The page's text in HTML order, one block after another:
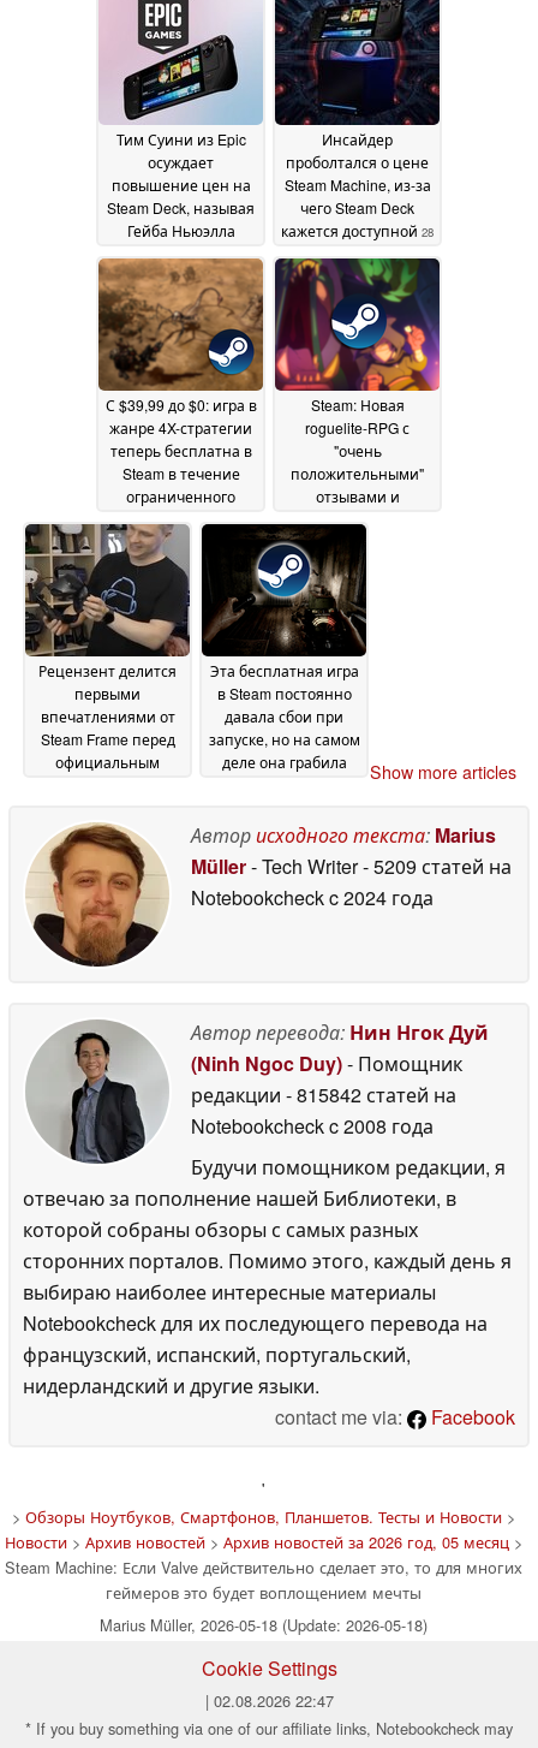
Тим Суини из Epic
осуждает
повышение цен на
Steam Deck, называя
Гейба Ньюэлла
29 May 2026
Инсайдер
проболтался о цене
Steam Machine, из-за
чего Steam Deck
кажется доступной 28
May 2026
С $39,99 до $0: игра в
жанре 4X-стратегии
теперь бесплатна в
Steam в течение
ограниченного
22 May 2026
Steam: Новая
roguelite-RPG с
"очень
положительными"
отзывами и
May 2026
Рецензент делится
первыми
впечатлениями от
Steam Frame перед
официальным
Эта бесплатная игра
в Steam постоянно
давала сбои при
запуске, но на самом
деле она грабила
May 2026
Show more articles
Авторисходного текста: Marius
Müller- Tech Writer- 5209 статей на
Notebookcheckc 2024 года
Автор перевода: Нин Нгок Дуй
(Ninh Ngoc Duy)- Помощник
редакции - 815842 статей на
Notebookcheckc 2008 года
Будучи помощником редакции, я
отвечаю за пополнение нашей Библиотеки, в
которой собраны обзоры с самых разных
сторонних порталов. Помимо этого, каждый день я
выбираю наиболее интересные материалы
Notebookcheck для их последующего перевода на
французский, испанский, португальский,
нидерландский и другие языки.
contact me via:
Facebook
'
> Обзоры Ноутбуков, Смартфонов, Планшетов. Тесты и Новости>
Новости> Архив новостей> Архив новостей за 2026 год, 05 месяц>
Steam Machine: Если Valve действительно сделает это, то для многих
геймеров это будет воплощением мечты
Marius Müller, 2026-05-18 (Update: 2026-05-18)
Cookie Settings
| 02.08.2026 22:47
* If you buy something via one of our affiliate links, Notebookcheck may